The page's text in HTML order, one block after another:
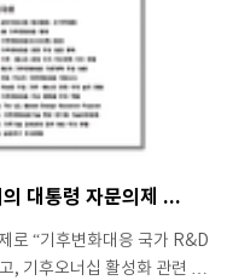
계부처·기관과 신규사업 예
타당성 분석 웹 시스템을
부, 국토교통부, 해양수산부
제출받고 예산심의 자료
기후오너십 관련 국가과학기술자문회의 대통령 자문의제 작성 지원 및 채택
로 “기후변화대응 국가 R&D
, 기후오너십 활성화 관련 대